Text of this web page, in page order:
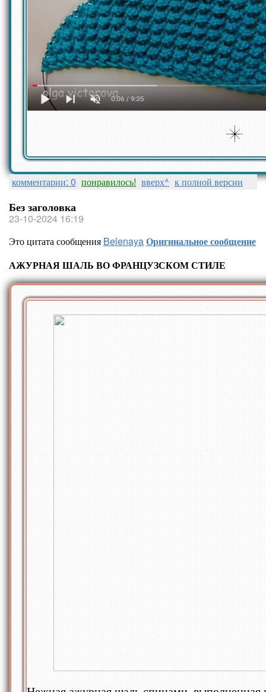
комментарии: 0 понравилось! вверх^ к полной версии
Без заголовка
23-10-2024 16:19
Это цитата сообщения BelenayaОригинальное сообщение
АЖУРНАЯ ШАЛЬ ВО ФРАНЦУЗСКОМ СТИЛЕ